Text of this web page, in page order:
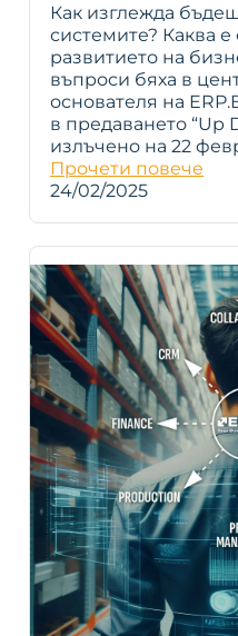
Как изглежда
системите? Каква
развитието на
въпроси бяха в
основателя на
в предаването “Up
излъчено на 22
Прочети повече
24/02/2025